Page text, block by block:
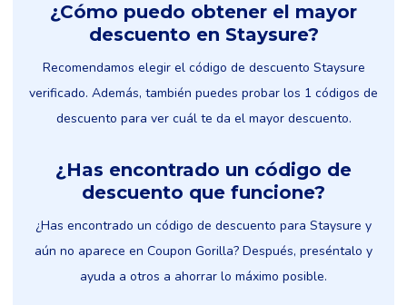
¿Cómo puedo obtener el mayor
descuento en Staysure?
Recomendamos elegir el código de descuento Staysure
verificado. Además, también puedes probar los 1 códigos de
descuento para ver cuál te da el mayor descuento.
¿Has encontrado un código de
descuento que funcione?
¿Has encontrado un código de descuento para Staysure y
aún no aparece en Coupon Gorilla? Después, preséntalo y
ayuda a otros a ahorrar lo máximo posible.